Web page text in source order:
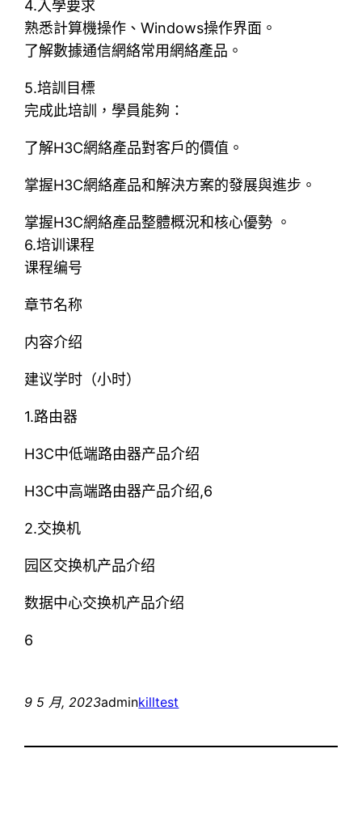
4.入學要求
熟悉計算機操作、Windows操作界面。
了解數據通信網絡常用網絡產品。
5.培訓目標
完成此培訓，學員能夠：
了解H3C網絡產品對客戶的價值。
掌握H3C網絡產品和解決方案的發展與進步。
掌握H3C網絡產品整體概況和核心優勢 。
6.培训课程
课程编号
章节名称
内容介绍
建议学时（小时）
1.路由器
H3C中低端路由器产品介绍
H3C中高端路由器产品介绍,6
2.交换机
园区交换机产品介绍
数据中心交换机产品介绍
6
9 5 月, 2023adminkilltest